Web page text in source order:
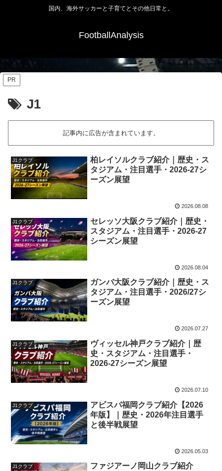
国内、海外サッカーと子育てとその他日常と。
FootballAnalysis
PR
J1
記事内に広告が含まれています。
J1クラブ
柏レイソルクラブ紹介｜歴史・ス
タジアム・注目選手・2026-27シ
ーズン展望
2026.08.08
J1クラブ
セレッソ大阪クラブ紹介｜歴史・
スタジアム・注目選手・2026-27
シーズン展望
2026.08.04
J1クラブ
ガンバ大阪クラブ紹介｜歴史・ス
タジアム・注目選手・2026/27シ
ーズン展望
2026.07.27
J1クラブ
ヴィッセル神戸クラブ紹介｜歴
史・スタジアム・注目選手・
2026-27シーズン展望
2026.07.10
J1クラブ
アビスパ福岡クラブ紹介【2026
年版】｜歴史・2026年注目選手
と後半戦展望
2026.05.03
J1クラブ
ファジアーノ岡山クラブ紹介